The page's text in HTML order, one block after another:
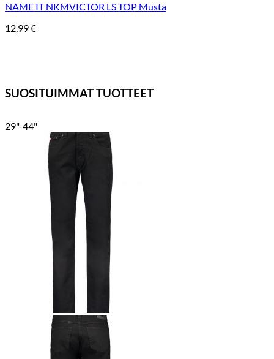
NAME IT NKMVICTOR LS TOP Musta
12,99€
SUOSITUIMMAT TUOTTEET
29"-44"